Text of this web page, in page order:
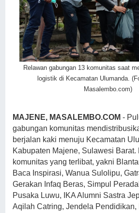
Relawan gabungan 13 komunitas saat
logistik di Kecamatan Ulumanda.
Masalembo.com)
MAJENE, MASALEMBO.COM -
gabungan komunitas
berjalan kaki menuju Kecamatan
Kabupaten Majene, Sulawesi Barat.
komunitas yang terlibat, yakni
Baca Inspirasi, Wanua Sulolipu,
Gerakan Infaq Beras, Simpul
Pusaka Luwu, IKA Alumni Sastra
Aqilah Catring, Jendela Pendidikan,